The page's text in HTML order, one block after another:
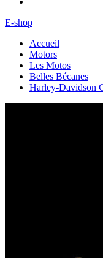
E-shop
Accueil
Motors
Les Motos
Belles Bécanes
Harley-Davidson